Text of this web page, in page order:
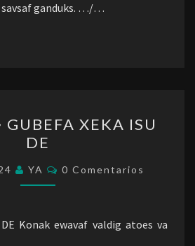
savsaf ganduks. …/…
~
GUBEFA
XEKA
ISU
GUBEFA XEKA ISU
DE
YA Comentarios
0 Comentarios
DE Konak ewavaf valdig atoes va